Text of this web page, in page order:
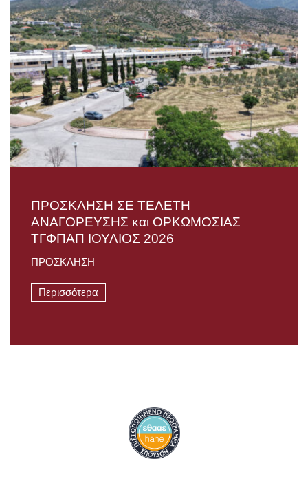
ΠΡΟΣΚΛΗΣΗ ΣΕ ΤΕΛΕΤΗ
AΝΑΓΟΡΕΥΣΗΣ και ΟΡΚΩΜΟΣΙΑΣ
TΓΦΠΑΠ ΙΟΥΛΙΟΣ 2026
ΠΡΟΣΚΛΗΣΗ
Περισσότερα